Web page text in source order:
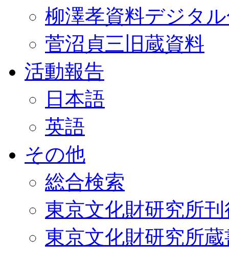
柳澤孝資料デジタ
菅沼貞三旧蔵資料
活動報告
日本語
英語
その他
総合検索
東京文化財研究所
東京文化財研究所